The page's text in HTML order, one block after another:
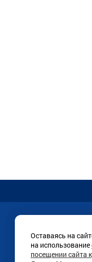
Оставаясь на
на использование
посещении сайта